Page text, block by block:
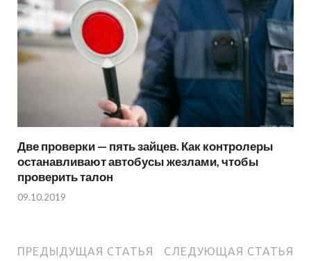
Две проверки — пять зайцев. Как контролеры
останавливают автобусы жезлами, чтобы
проверить талон
09.10.2019
ПРЕДЫДУЩАЯ СТАТЬЯ СЛЕДУЮЩАЯ СТАТЬЯ